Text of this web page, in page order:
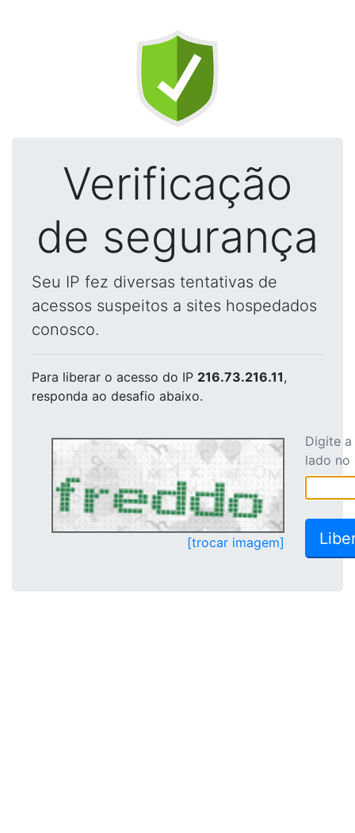
Verificação
de segurança
Seu IP fez diversas tentativas de
acessos suspeitos a sites hospedados
conosco.
Para liberar o acesso do IP 216.73.216.11,
responda ao desafio abaixo.
[trocar imagem]
Digite
lado no